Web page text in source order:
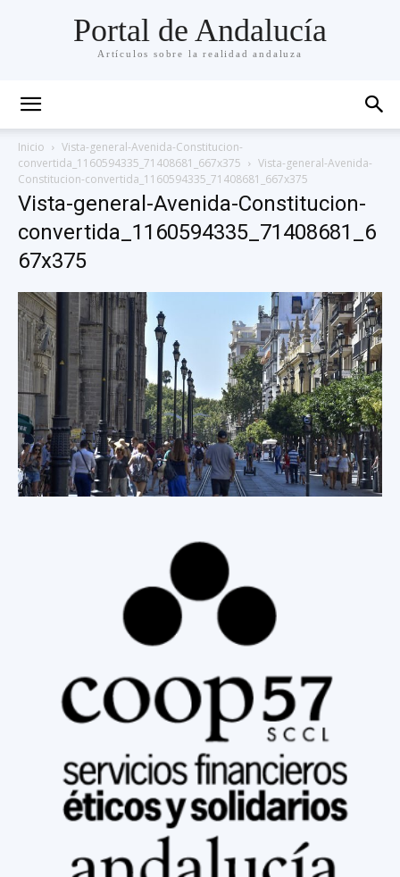
Portal de Andalucía
Artículos sobre la realidad andaluza
Inicio
Vista-general-Avenida-Constitucion-
convertida_1160594335_71408681_667x375
Vista-general-Avenida-
Constitucion-convertida_1160594335_71408681_667x375
Vista-general-Avenida-Constitucion-
convertida_1160594335_71408681_6
67x375